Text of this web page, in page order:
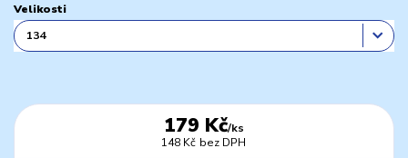
Velikosti
179 Kč/ks
148 Kč bez DPH